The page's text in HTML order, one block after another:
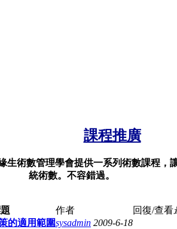
課程推廣
生術數管理學會提供一系列術數課程，
統術數。不容錯過。
作者 回復/查看
的適用範圍sysadmin 2009-6-18